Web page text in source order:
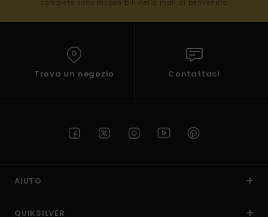
complete sono disponibili nella mail di benvenuto
Trova un negozio Contattaci
AIUTO
QUIKSILVER